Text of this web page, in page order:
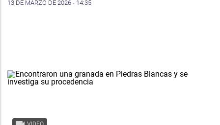
13 DE MARZO DE 2026 - 14:35